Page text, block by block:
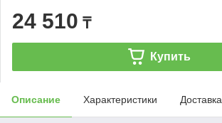
24 510 ₸
Купить
Описание Характеристики Доставка